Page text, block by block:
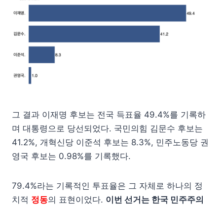
그 결과 이재명 후보는 전국 득표율 49.4%를 기록하
며 대통령으로 당선되었다. 국민의힘 김문수 후보는
41.2%, 개혁신당 이준석 후보는 8.3%, 민주노동당 권
영국 후보는 0.98%를 기록했다.
79.4%라는 기록적인 투표율은 그 자체로 하나의 정
치적 정동의 표현이었다. 이번 선거는 한국 민주주의